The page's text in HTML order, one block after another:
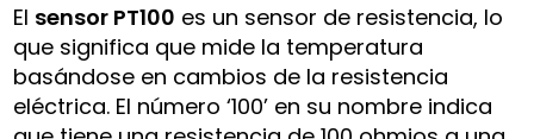
El sensor PT100 es un sensor de resistencia, lo
que significa que mide la temperatura
basándose en cambios de la resistencia
eléctrica. El número ‘100’ en su nombre indica